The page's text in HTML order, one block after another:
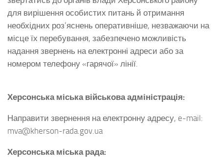
для вирішення особистих питань й отримання
необхідних роз’яснень оперативніше, незважаючи на
місце їх перебування, забезпечено можливість
надання звернень на електронні адреси або за
номером телефону «гарячої» лінії.
Херсонська міська військова адміністрація:
Направити звернення на електронну адресу, e-mail:
mva@kherson-rada.gov.ua
Херсонська міська рада: